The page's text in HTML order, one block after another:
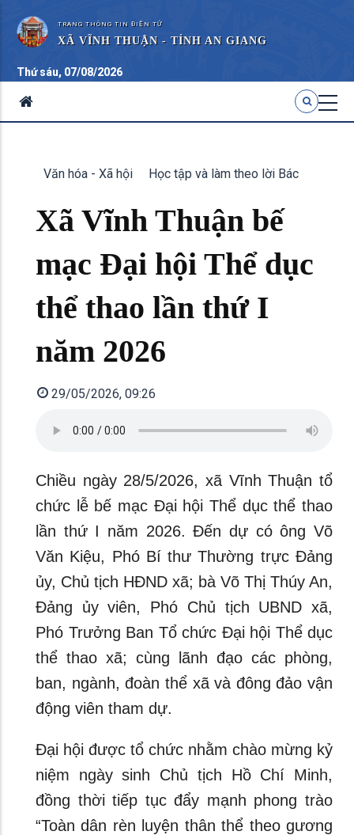
TRANG THÔNG TIN ĐIỆN TỬ
XÃ VĨNH THUẬN - TỈNH AN GIANG
Thứ sáu, 07/08/2026
Văn hóa - Xã hội Học tập và làm theo lời Bác
Xã Vĩnh Thuận bế
mạc Đại hội Thể dục
thể thao lần thứ I
năm 2026
29/05/2026, 09:26
Chiều ngày 28/5/2026, xã Vĩnh Thuận tổ
chức lễ bế mạc Đại hội Thể dục thể thao
lần thứ I năm 2026. Đến dự có ông Võ
Văn Kiệu, Phó Bí thư Thường trực Đảng
ủy, Chủ tịch HĐND xã; bà Võ Thị Thúy An,
Đảng ủy viên, Phó Chủ tịch UBND xã,
Phó Trưởng Ban Tổ chức Đại hội Thể dục
thể thao xã; cùng lãnh đạo các phòng,
ban, ngành, đoàn thể xã và đông đảo vận
động viên tham dự.
Đại hội được tổ chức nhằm chào mừng kỷ
niệm ngày sinh Chủ tịch Hồ Chí Minh,
đồng thời tiếp tục đẩy mạnh phong trào
“Toàn dân rèn luyện thân thể theo gương